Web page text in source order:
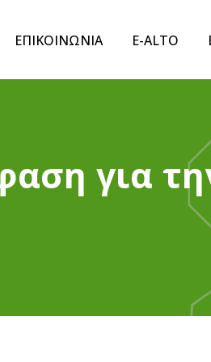
ΕΠΙΚΟΙΝΩΝΙΑ E-ALTO
για